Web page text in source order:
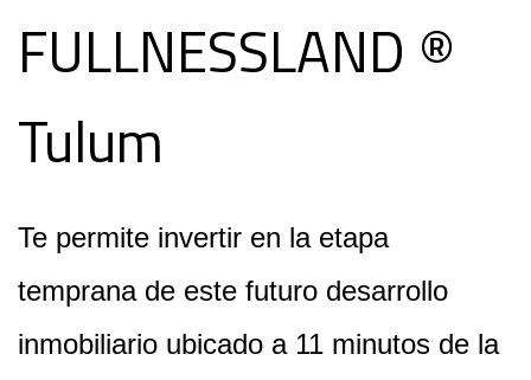
FULLNESSLAND ®
Tulum
Te permite invertir en la etapa
temprana de este futuro desarrollo
inmobiliario ubicado a 11 minutos de la